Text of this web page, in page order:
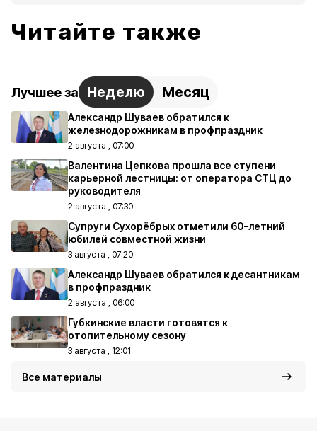
Читайте также
Лучшее за Неделю Месяц
Александр Шуваев обратился к
железнодорожникам в профпраздник
2 августа , 07:00
Валентина Цепкова прошла все ступени
карьерной лестницы: от оператора СТЦ до
руководителя
2 августа , 07:30
Супруги Сухорёбрых отметили 60-летний
юбилей совместной жизни
3 августа , 07:20
Александр Шуваев обратился к десантникам
в профпраздник
2 августа , 06:00
Губкинские власти готовятся к
отопительному сезону
3 августа , 12:01
Все материалы